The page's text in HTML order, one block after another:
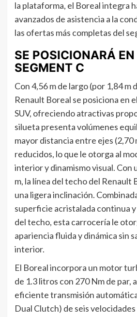
la plataforma, el Boreal integra
avanzados de asistencia a la
las ofertas más completas del
SE POSICIONARÁ EN
SEGMENT C
Con 4,56 m de largo (por 1,84 m
Renault Boreal se posiciona en
SUV, ofreciendo atractivas
silueta presenta volúmenes
mayor distancia entre ejes (2,70
reducidos, lo que le otorga al
interior y dinamismo visual. Con
m, la línea del techo del Renault
una ligera inclinación.
superficie acristalada continua
del techo, esta carrocería le
apariencia fluida y dinámica sin
interior.
El Boreal incorpora un motor
de 1.3 litros con 270 Nm de par,
eficiente transmisión
Dual Clutch) de seis